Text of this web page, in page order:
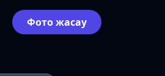
Фото жасау